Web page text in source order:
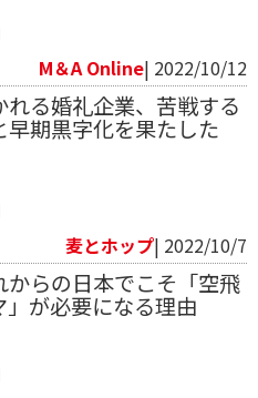
M＆A Online| 2022/10/12
れる婚礼企業、苦戦する
早期黒字化を果たした
麦とホップ| 2022/10/7
からの日本でこそ「空飛
」が必要になる理由